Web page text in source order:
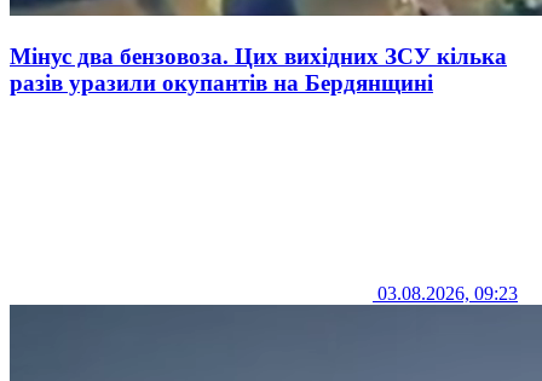
Мінус два бензовоза. Цих вихідних ЗСУ кілька
разів уразили окупантів на Бердянщині
03.08.2026, 09:23